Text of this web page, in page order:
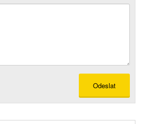
Odeslat